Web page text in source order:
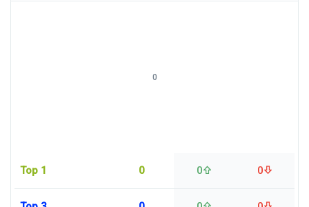
Top 1 0 0 0
0